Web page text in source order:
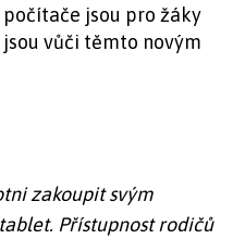
jsou pro žáky
vůči těmto novým
zakoupit svým
Přístupnost rodičů